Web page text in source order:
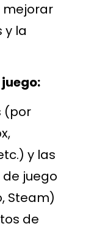
mejorar
y la
(por
y las
juego
Steam)
de